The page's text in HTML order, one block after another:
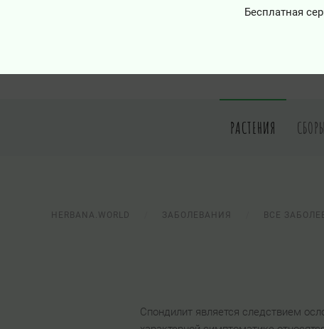
Бесплатная
РАСТЕНИЯ СБОРЫ
HERBANA.WORLD ЗАБОЛЕВАНИЯ ВСЕ
Спондилит является следствием